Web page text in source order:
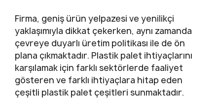
Firma, geniş ürün yelpazesi ve yenilikçi
yaklaşımıyla dikkat çekerken, aynı zamanda
çevreye duyarlı üretim politikası ile de ön
plana çıkmaktadır. Plastik palet ihtiyaçlarını
karşılamak için farklı sektörlerde faaliyet
gösteren ve farklı ihtiyaçlara hitap eden
çeşitli plastik palet çeşitleri sunmaktadır.